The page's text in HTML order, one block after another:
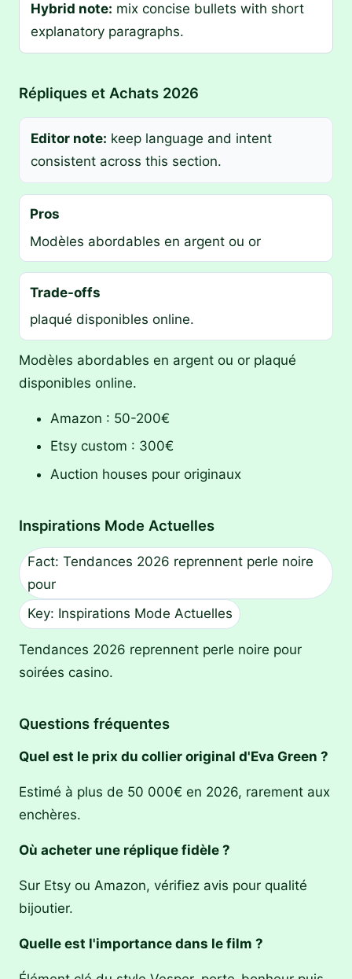
Hybrid note: mix concise bullets with short
explanatory paragraphs.
Répliques et Achats 2026
Editor note: keep language and intent
consistent across this section.
Pros
Modèles abordables en argent ou or
Trade-offs
plaqué disponibles online.
Modèles abordables en argent ou or plaqué
disponibles online.
Amazon : 50-200€
Etsy custom : 300€
Auction houses pour originaux
Inspirations Mode Actuelles
Fact: Tendances 2026 reprennent perle noire
pour
Key: Inspirations Mode Actuelles
Tendances 2026 reprennent perle noire pour
soirées casino.
Questions fréquentes
Quel est le prix du collier original d'Eva Green ?
Estimé à plus de 50 000€ en 2026, rarement aux
enchères.
Où acheter une réplique fidèle ?
Sur Etsy ou Amazon, vérifiez avis pour qualité
bijoutier.
Quelle est l'importance dans le film ?